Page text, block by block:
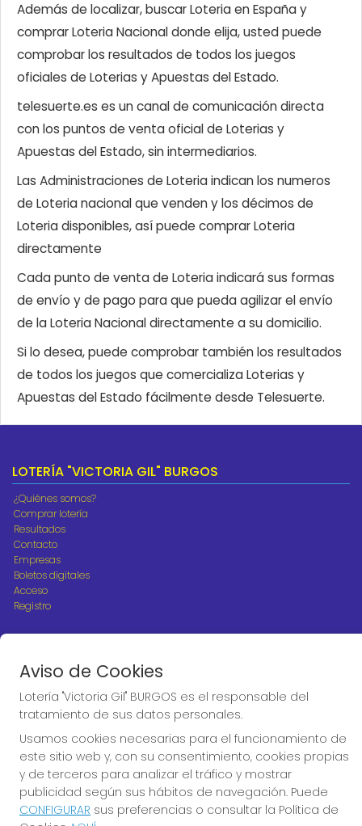
Además de localizar, buscar Loteria en España y
comprar Loteria Nacional donde elija, usted puede
comprobar los resultados de todos los juegos
oficiales de Loterias y Apuestas del Estado.
telesuerte.es es un canal de comunicación directa
con los puntos de venta oficial de Loterias y
Apuestas del Estado, sin intermediarios.
Las Administraciones de Loteria indican los numeros
de Loteria nacional que venden y los décimos de
Loteria disponibles, así puede comprar Loteria
directamente
Cada punto de venta de Loteria indicará sus formas
de envío y de pago para que pueda agilizar el envío
de la Loteria Nacional directamente a su domicilio.
Si lo desea, puede comprobar también los resultados
de todos los juegos que comercializa Loterias y
Apuestas del Estado fácilmente desde Telesuerte.
LOTERÍA "VICTORIA GIL" BURGOS
¿Quiénes somos?
Comprar lotería
Resultados
Contacto
Empresas
Boletos digitales
Acceso
Registro
CONTACTO
ADMINISTRACION DE LOTERIAS Nº10 BURGOS - Receptor
Oficial 18775
947487318
Clica aquí para contactar por WhatsApp
668647944
loteria@victoriagil.com
Aviso de Cookies
Lotería "Victoria Gil" BURGOS es el responsable del
tratamiento de sus datos personales.
Usamos cookies necesarias para el funcionamiento de
este sitio web y, con su consentimiento, cookies propias
y de terceros para analizar el tráfico y mostrar
publicidad según sus hábitos de navegación. Puede
CONFIGURAR sus preferencias o consultar la Política de